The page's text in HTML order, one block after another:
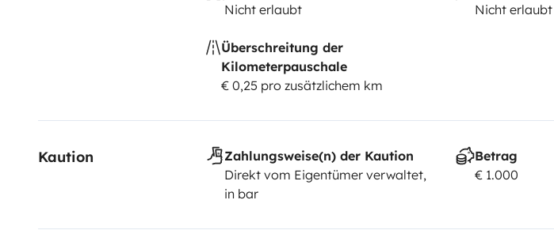
Nicht erlaubt
Nicht erlaubt
Überschreitung der
Kilometerpauschale
€ 0,25 pro zusätzlichem km
Kaution
Zahlungsweise(n) der Kaution
Direkt vom Eigentümer verwaltet,
in bar
Betrag
€ 1.000